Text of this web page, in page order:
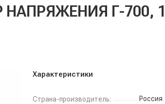
НАПРЯЖЕНИЯ Г-700,
Характеристики
Страна-производитель: Россия